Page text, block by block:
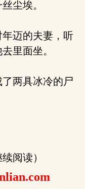
尘埃。
迈的夫妻，听
里面坐。
两具冰冷的尸
阅读）